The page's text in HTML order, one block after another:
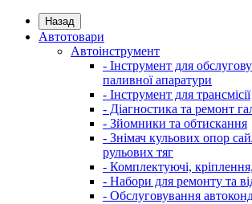
Назад
Автотовари
Автоінструмент
- Інструмент для
паливної апаратури
- Інструмент для трансмісії
- Діагностика та ремонт
- Зйомники та обтискання
- Знімач кульових опор
рульових тяг
- Комплектуючі,
- Набори для ремонту та
- Обслуговування